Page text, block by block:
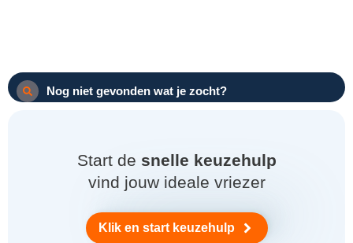
Nog niet gevonden wat je zocht?
Start de snelle keuzehulp
vind jouw ideale vriezer
Klik en start keuzehulp